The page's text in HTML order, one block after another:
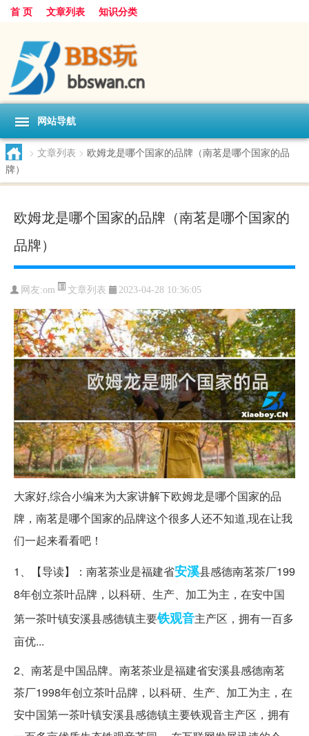
首 页 文章列表 知识分类
网站导航
> 文章列表 > 欧姆龙是哪个国家的品牌（南茗是哪个国家的品
牌）
欧姆龙是哪个国家的品牌（南茗是哪个国家的
品牌）
网友:om 文章列表 2023-04-28 10:36:05
大家好,综合小编来为大家讲解下欧姆龙是哪个国家的品
牌，南茗是哪个国家的品牌这个很多人还不知道,现在让我
们一起来看看吧！
1、【导读】：南茗茶业是福建省安溪县感德南茗茶厂199
8年创立茶叶品牌，以科研、生产、加工为主，在安中国
第一茶叶镇安溪县感德镇主要铁观音主产区，拥有一百多
亩优...
2、南茗是中国品牌。南茗茶业是福建省安溪县感德南茗
茶厂1998年创立茶叶品牌，以科研、生产、加工为主，在
安中国第一茶叶镇安溪县感德镇主要铁观音主产区，拥有